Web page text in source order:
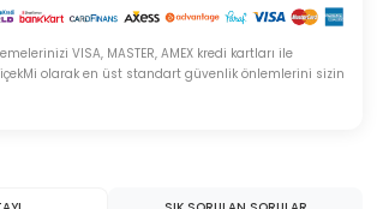
VISA, MASTER, AMEX kredi kartları ile
olarak en üst standart güvenlik önlemlerini sizin